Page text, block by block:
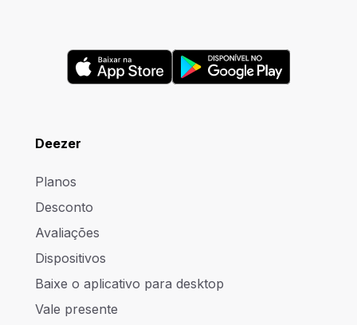
Deezer
Planos
Desconto
Avaliações
Dispositivos
Baixe o aplicativo para desktop
Vale presente